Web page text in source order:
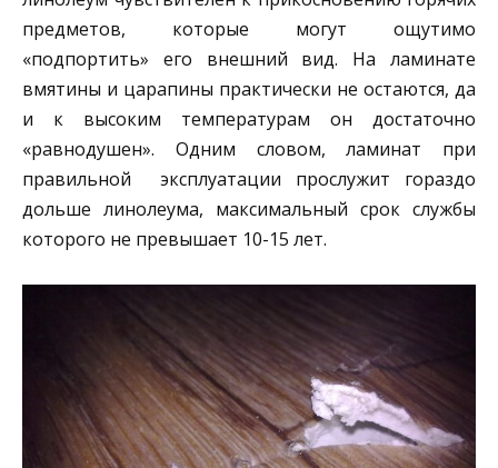
предметов, которые могут ощутимо
«подпортить» его внешний вид. На ламинате
вмятины и царапины практически не остаются, да
и к высоким температурам он достаточно
«равнодушен». Одним словом, ламинат при
правильной эксплуатации прослужит гораздо
дольше линолеума, максимальный срок службы
которого не превышает 10-15 лет.